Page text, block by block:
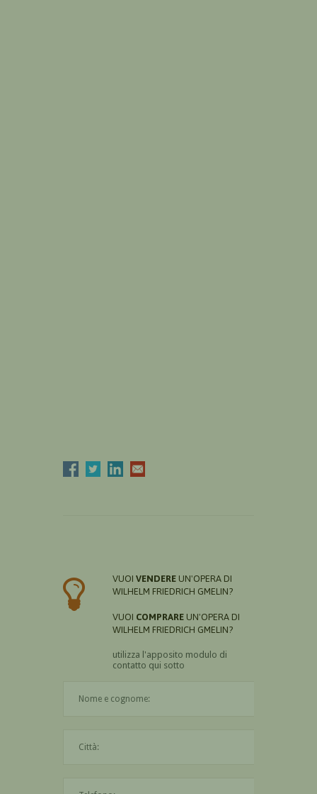
VUOI VENDERE UN'OPERA DI
WILHELM FRIEDRICH GMELIN?
VUOI COMPRARE UN'OPERA DI
WILHELM FRIEDRICH GMELIN?
utilizza l'apposito modulo di
contatto qui sotto